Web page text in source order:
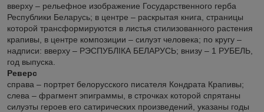
вверху – рельефное изображение Государственного герба
Республики Беларусь; в центре – раскрытая книга, страницы
которой трансформируются в листья стилизованного растения
крапивы, в центре композиции – силуэт человека; по кругу –
надписи: вверху – РЭСПУБЛІКА БЕЛАРУСЬ; внизу – 1 РУБЕЛЬ,
год выпуска.
Реверс
справа – портрет белорусского писателя Кондрата Крапивы;
слева – фрагмент эпиграммы, в строчках которой спрятаны
силуэты героев его сатирических произведений, указаны годы